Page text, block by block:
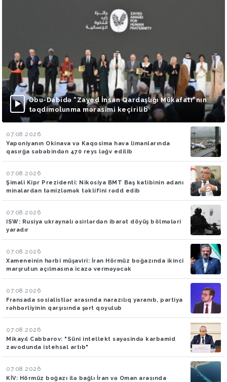
Əbu-Dabidə “Zayed İnsan Qardaşlığı Mükafatı”nın
təqdimolunma mərasimi keçirilib
07.08.2026
Yaponiyanın Okinava və Kaqosima hava limanlarında
qasırğa səbəbindən 470 reys ləğv edilib
07.08.2026
Şimali Kipr Prezidenti: Nikosiya BMT Baş katibinin adanı
minalardan təmizləmək təklifini rədd edib
07.08.2026
ISW: Rusiya ukraynalı əsirlərdən ibarət döyüş bölmələri
yaradır
07.08.2026
Xameneinin hərbi müşaviri: İran Hörmüz boğazında ikinci
marşrutun açılmasına icazə verməyəcək
07.08.2026
Fransada sosialistlər arasında narazılıq yaranıb, partiya
rəhbərliyinin qarşısında şərt qoyulub
07.08.2026
Mikayıl Cabbarov: "Süni intellekt sayəsində karbamid
zavodunda istehsal artıb"
07.08.2026
KİV: Hörmüz boğazı ilə bağlı İran və Oman arasında